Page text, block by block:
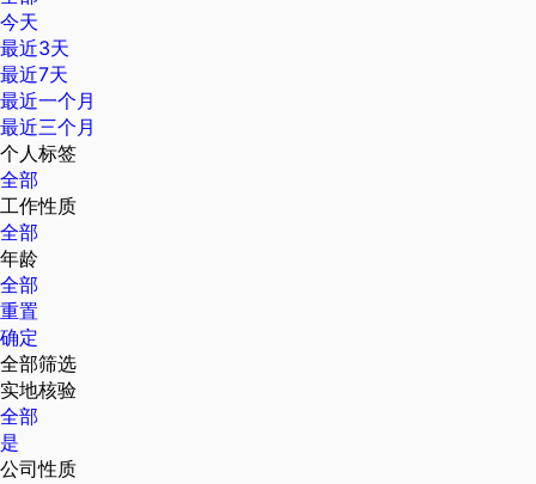
今天
最近3天
最近7天
最近一个月
最近三个月
个人标签
全部
工作性质
全部
年龄
全部
重置
确定
全部筛选
实地核验
全部
是
公司性质